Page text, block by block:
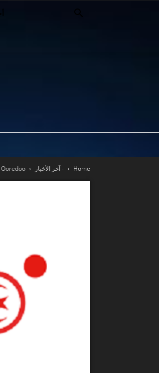
Home - آخر الأخبار Ooredoo تونس تدعم 400 عائلة ريفية ضمن برنامج “تونس تعيش” عبر مشروع...